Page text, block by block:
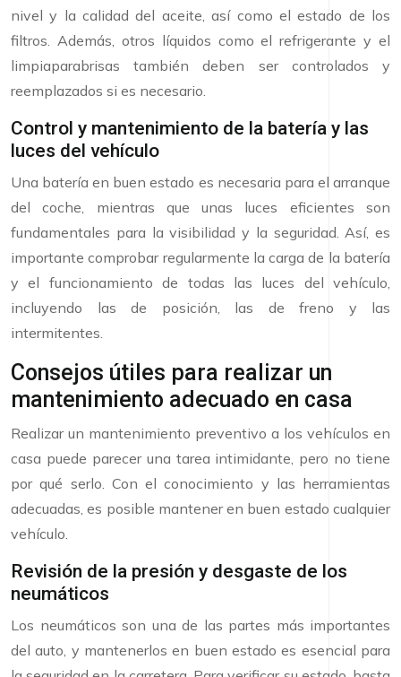
nivel y la calidad del aceite, así como el estado de los
filtros. Además, otros líquidos como el refrigerante y el
limpiaparabrisas también deben ser controlados y
reemplazados si es necesario.
Control y mantenimiento de la batería y las
luces del vehículo
Una batería en buen estado es necesaria para el arranque
del coche, mientras que unas luces eficientes son
fundamentales para la visibilidad y la seguridad. Así, es
importante comprobar regularmente la carga de la batería
y el funcionamiento de todas las luces del vehículo,
incluyendo las de posición, las de freno y las
intermitentes.
Consejos útiles para realizar un
mantenimiento adecuado en casa
Realizar un mantenimiento preventivo a los vehículos en
casa puede parecer una tarea intimidante, pero no tiene
por qué serlo. Con el conocimiento y las herramientas
adecuadas, es posible mantener en buen estado cualquier
vehículo.
Revisión de la presión y desgaste de los
neumáticos
Los neumáticos son una de las partes más importantes
del auto, y mantenerlos en buen estado es esencial para